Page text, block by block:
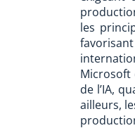
les
Microsoft
de l’IA,
ailleurs,